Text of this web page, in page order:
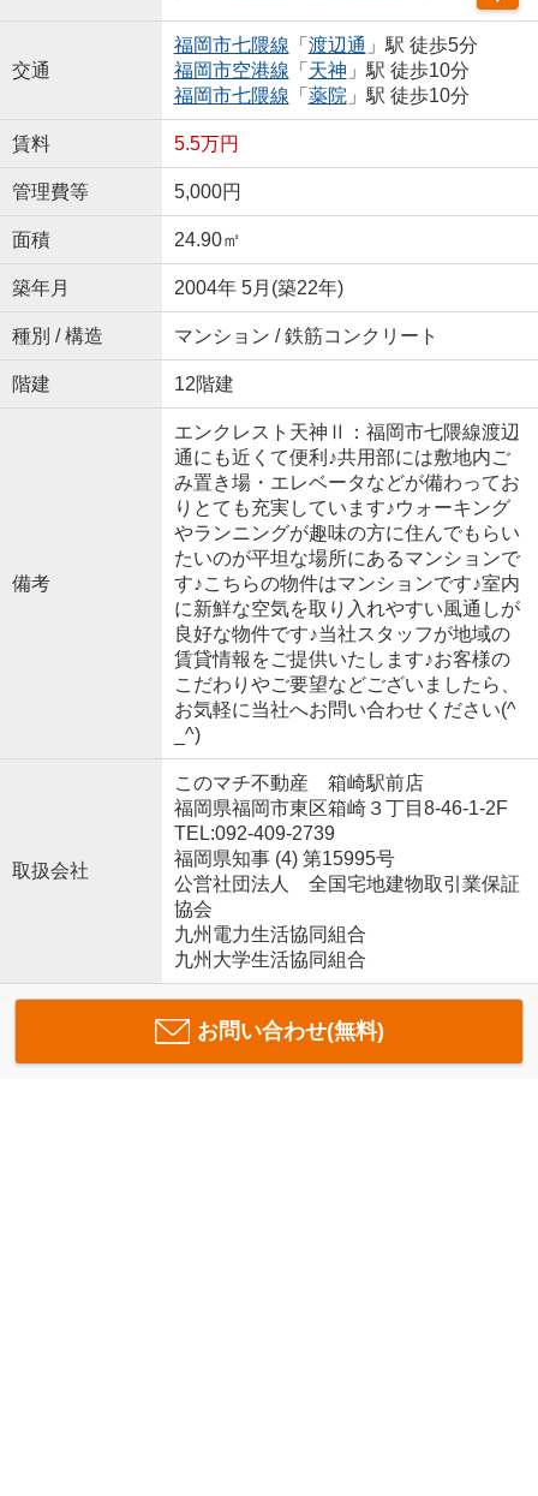
交通
福岡市七隈線 「 渡辺通 」駅 徒歩5分
福岡市空港線 「 天神 」駅 徒歩10分
福岡市七隈線 「 薬院 」駅 徒歩10分
賃料 5.5万円
管理費等 5,000円
面積 24.90㎡
築年月 2004年 5月(築22年)
種別 / 構造 マンション / 鉄筋コンクリート
階建 12階建
備考
エンクレスト天神Ⅱ：福岡市七隈線渡辺
通にも近くて便利♪共用部には敷地内ご
み置き場・エレベータなどが備わってお
りとても充実しています♪ウォーキング
やランニングが趣味の方に住んでもらい
たいのが平坦な場所にあるマンションで
す♪こちらの物件はマンションです♪室内
に新鮮な空気を取り入れやすい風通しが
良好な物件です♪当社スタッフが地域の
賃貸情報をご提供いたします♪お客様の
こだわりやご要望などございましたら、
お気軽に当社へお問い合わせください(^
_^)
取扱会社
このマチ不動産 箱崎駅前店
福岡県福岡市東区箱崎３丁目8-46-1-2F
TEL:092-409-2739
福岡県知事 (4) 第15995号
公営社団法人 全国宅地建物取引業保証
協会
九州電力生活協同組合
九州大学生活協同組合
お問い合わせ(無料)